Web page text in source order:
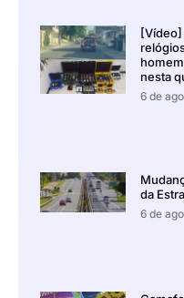
nesta
6 de
da
6 de